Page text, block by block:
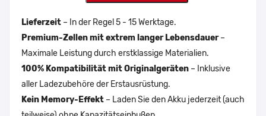
Lieferzeit – In der Regel 5 - 15 Werktage.
Premium-Zellen mit extrem langer Lebensdauer–
Maximale Leistung durch erstklassige Materialien.
100% Kompatibilität mit Originalgeräten – Inklusive
aller Ladezubehöre der Erstausrüstung.
Kein Memory-Effekt – Laden Sie den Akku jederzeit (auch